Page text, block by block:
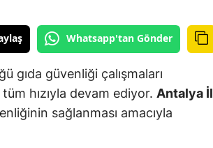
Whatsapp'tan Gönder
gıda güvenliği çalışmaları
hızıyla devam ediyor. Antalya İl
sağlanması amacıyla